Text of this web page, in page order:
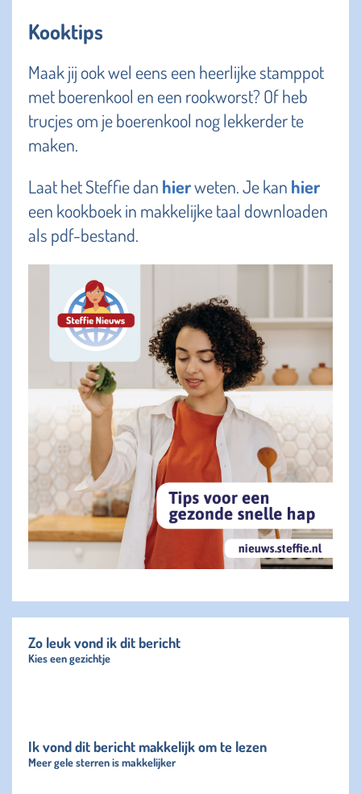
Kooktips
Maak jij ook wel eens een heerlijke stamppot
met boerenkool en een rookworst? Of heb
trucjes om je boerenkool nog lekkerder te
maken.
Laat het Steffie dan hierweten. Je kan hier
een kookboek in makkelijke taal downloaden
als pdf-bestand.
Zo leuk vond ik dit bericht
Kies een gezichtje
Ik vond dit bericht makkelijk om te lezen
Meer gele sterren is makkelijker